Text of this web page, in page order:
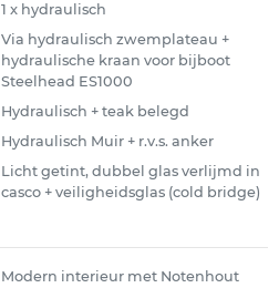
1 x hydraulisch
Via hydraulisch zwemplateau +
hydraulische kraan voor bijboot
Steelhead ES1000
Hydraulisch + teak belegd
Hydraulisch Muir + r.v.s. anker
Licht getint, dubbel glas verlijmd in
casco + veiligheidsglas (cold bridge)
Modern interieur met Notenhout